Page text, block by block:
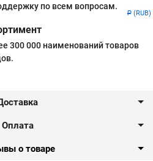
Р (RUB)
по всем вопросам.
300 000 наименований товаров
Оплата
о товаре